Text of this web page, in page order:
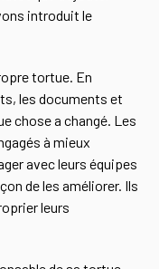
introduit le
tortue. En
les documents et
chose a changé. Les
à mieux
avec leurs équipes
de les améliorer. Ils
leurs